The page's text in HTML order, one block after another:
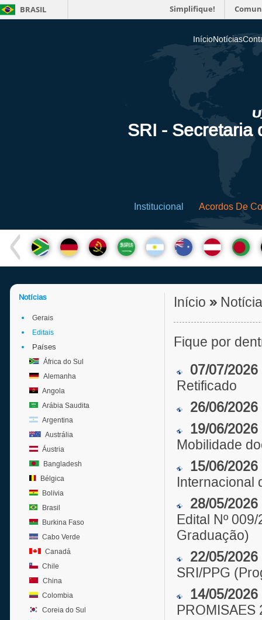
BRASIL Simplifique!
InícioNotícias
SRI - Secretaria
Institucional Acordos De
Notícias
Gerais
Editais
Países
África do Sul
Alemanha
Angola
Arábia Saudita
Argentina
Austrália
Áustria
Bangladesh
Bélgica
Bolívia
Brasil
Burkina Faso
Cabo Verde
Canadá
Chile
China
Colombia
Coreia do Sul
Início »
Fique por
07/07/2026
Retificado
26/06/2026
19/06/2026
Mobilidade
15/06/2026
Internacional
28/05/2026
Edital Nº
Graduação)
22/05/2026
SRI/PPG
14/05/2026
PROMISAES